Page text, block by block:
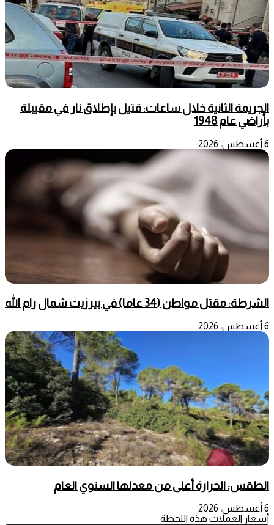
الجريمة الثانية خلال ساعات: قتيل بإطلاق نار في مقيبلة
بأراضي عام 1948
6 أغسطس، 2026
الشرطة: مقتل مواطن (34 عاما) في بيرزيت شمال رام الله
6 أغسطس، 2026
الطقس: الحرارة أعلى من معدلها السنوي العام
6 أغسطس، 2026
أسعار العملات هذه اللحظة